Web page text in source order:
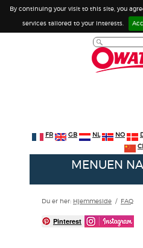
By continuing your visit to this site, you
services tailored to your interests.
FR GB NL NO
MENUEN
Du er her: Hjemmeside / FAQ
Pinterest